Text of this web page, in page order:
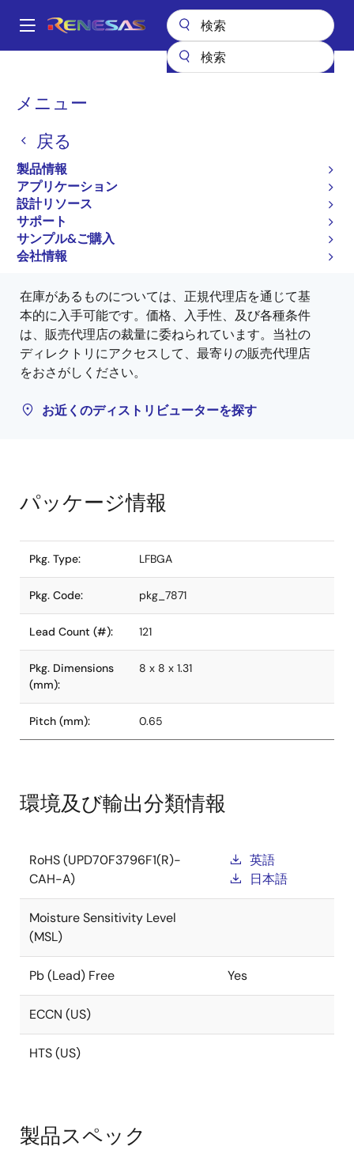
ン
Main
メニュー
戻る
製品情報
アプリケーション
設計リソース
サポート
サンプル&ご購入
会社情報
パ
く
ず
V850ES/Jx3-L-USB
UPD70F3796F1(R)-CAH-A
32 ビットマイクロコントローラ
ディストリビューターから購入する
在庫があるものについては、正規代理店を通じて基
本的に入手可能です。価格、入手性、及び各種条件
は、販売代理店の裁量に委ねられています。当社の
ディレクトリにアクセスして、最寄りの販売代理店
をおさがしください。
お近くのディストリビューターを探す
パッケージ情報
Pkg. Type: LFBGA
Pkg. Code: pkg_7871
Lead Count (#): 121
Pkg. Dimensions
(mm):
8 x 8 x 1.31
Pitch (mm): 0.65
環境及び輸出分類情報
RoHS (UPD70F3796F1(R)-
CAH-A)
英語
日本語
Moisture Sensitivity Level
(MSL)
Pb (Lead) Free Yes
ECCN (US)
HTS (US)
製品スペック